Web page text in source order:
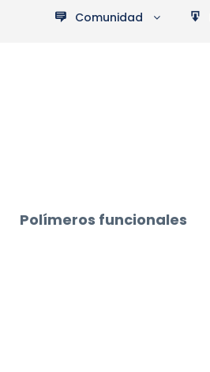
Comunidad
Polímeros funcionales